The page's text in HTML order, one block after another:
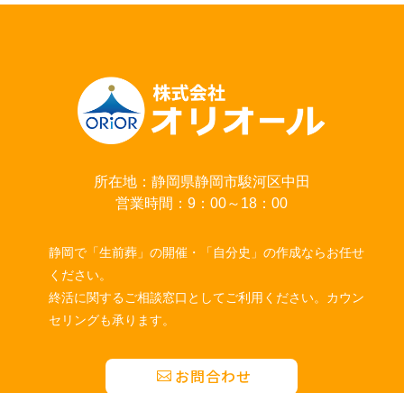
所在地：静岡県静岡市駿河区中田
営業時間：9：00～18：00
静岡で「生前葬」の開催・「自分史」の作成ならお任せ
ください。
終活に関するご相談窓口としてご利用ください。カウン
セリングも承ります。
お問合わせ